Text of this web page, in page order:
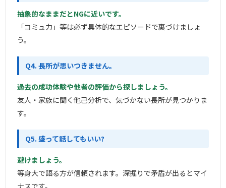
抽象的なままだとNGに近いです。
「コミュ力」等は必ず具体的なエピソードで裏づけましょ
う。
Q4. 長所が思いつきません。
過去の成功体験や他者の評価から探しましょう。
友人・家族に聞く他己分析で、気づかない長所が見つかりま
す。
Q5. 盛って話してもいい?
避けましょう。
等身大で語る方が信頼されます。深掘りで矛盾が出るとマイ